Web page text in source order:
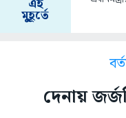
এই
মুহূর্তে
দেনায়